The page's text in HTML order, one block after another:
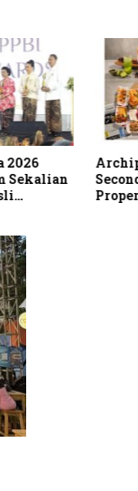
2026
Sekalian